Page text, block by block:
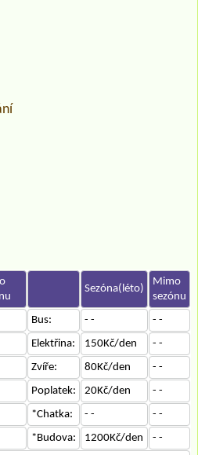
Sezóna(léto)
Mimo
sezónu
Bus: - -
- -
Elektřina: 150Kč/den
- -
Zvíře: 80Kč/den
- -
Poplatek: 20Kč/den
- -
*Chatka: - -
- -
*Budova: 1200Kč/den
- -